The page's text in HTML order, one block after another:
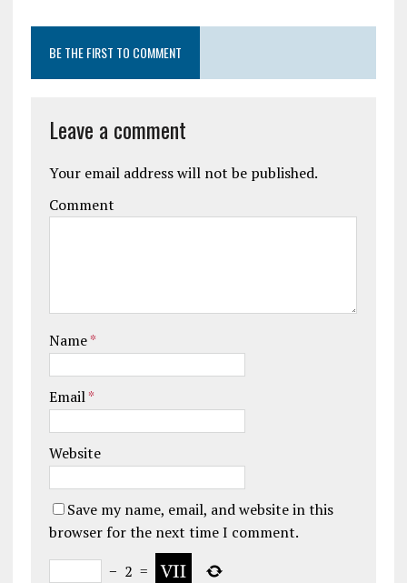
BE THE FIRST TO COMMENT
Leave a comment
Your email address will not be published.
Comment
Name*
Email*
Website
Save my name, email, and website in this
browser for the next time I comment.
− 2 =